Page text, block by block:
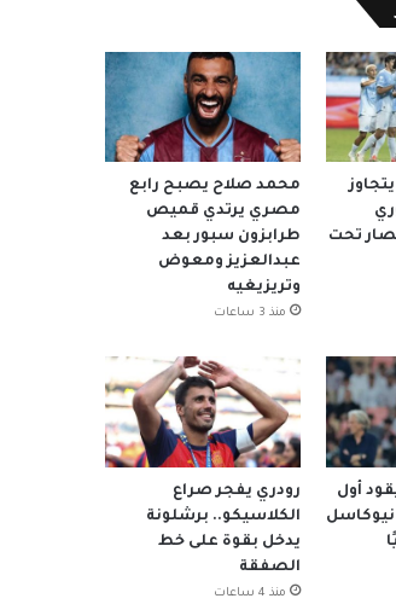
تحت
محمد صلاح يصبح رابع
مصري يرتدي قميص
طرابزون سبور بعد
عبدالعزيز ومعوض
وتريزيغيه
منذ 3 ساعات
أول
رودري يفجر صراع
الكلاسيكو.. برشلونة
يدخل بقوة على خط
الصفقة
منذ 4 ساعات